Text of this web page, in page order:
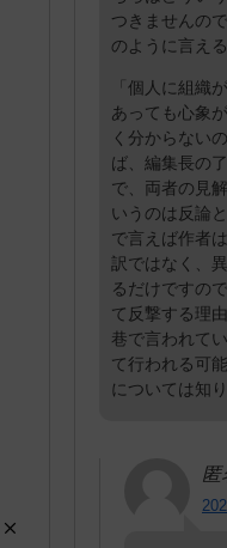
つきませんの
のように言え
「個人に組織
あっても心象
く分からない
ば、編集長の
で、両者の見
いうのは反論
で言えば作者
訳ではなく、
るだけですの
て反撃する理
巷で言われて
て行われる可
については知り
匿